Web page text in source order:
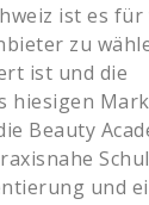
ist es für
zu
ist und die
hiesigen
Beauty
und